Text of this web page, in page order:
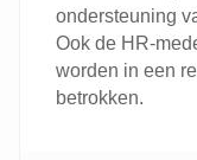
ondersteuning
Ook de HR-
worden in een
betrokken.